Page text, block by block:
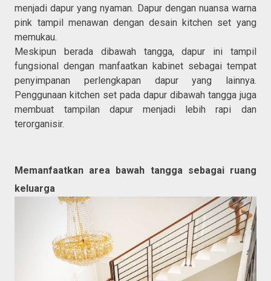
menjadi dapur yang nyaman. Dapur dengan nuansa warna
pink tampil menawan dengan desain kitchen set yang
memukau.
Meskipun berada dibawah tangga, dapur ini tampil
fungsional dengan manfaatkan kabinet sebagai tempat
penyimpanan perlengkapan dapur yang lainnya.
Penggunaan kitchen set pada dapur dibawah tangga juga
membuat tampilan dapur menjadi lebih rapi dan
terorganisir.
Memanfaatkan area bawah tangga sebagai ruang
keluarga